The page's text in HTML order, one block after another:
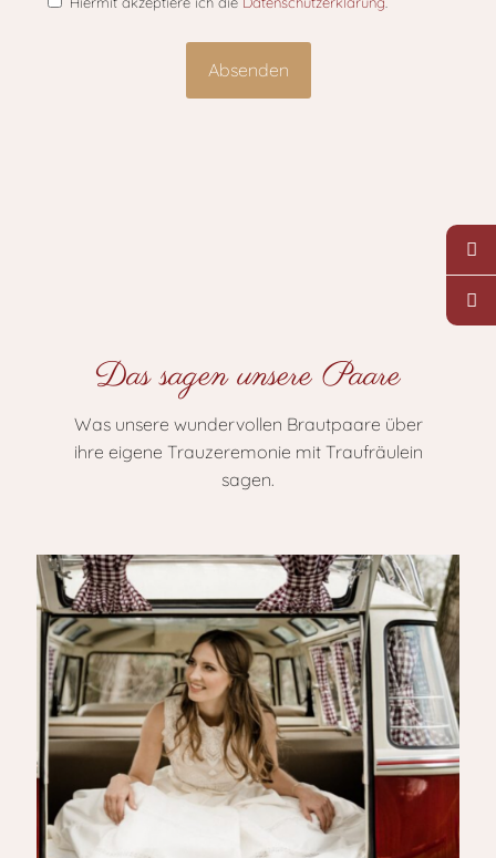
Das sagen unsere Paare
Was unsere wundervollen Brautpaare über
ihre eigene Trauzeremonie mit Traufräulein
sagen.